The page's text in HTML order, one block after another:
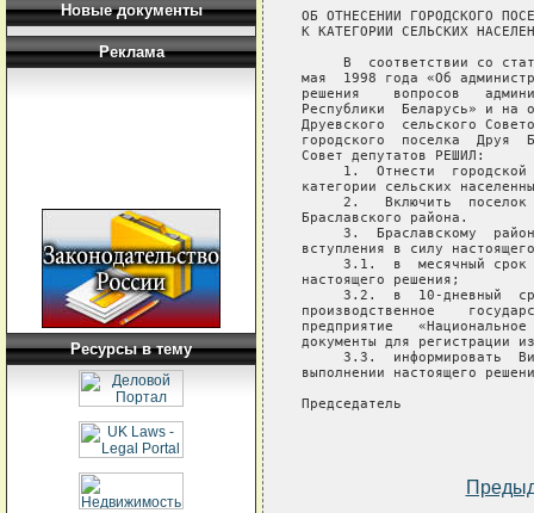
Новые документы
Реклама
Ресурсы в тему
ОБ ОТНЕСЕНИИ ГОРОДСКОГО
К КАТЕГОРИИ СЕЛЬСКИХ
В  соответствии со
мая  1998 года «Об
решения    вопросов
Республики  Беларусь» и на
Друевского  сельского
городского  поселка  Друя
Совет депутатов РЕШИЛ:
1.  Отнести
категории сельских
2.   Включить
Браславского района.
3.  Браславскому
вступления в силу
3.1.  в  месячный
настоящего решения;
3.2.  в  10-дневный
производственное
предприятие
документы для регистрации
3.3.  информировать
выполнении настоящего
Председатель